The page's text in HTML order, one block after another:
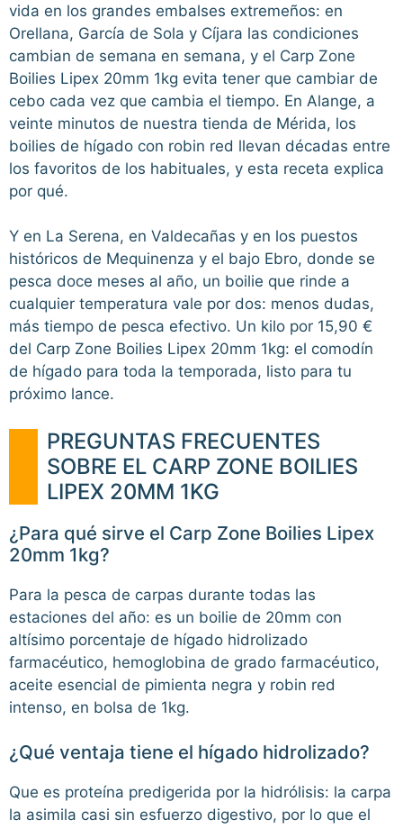
vida en los grandes embalses extremeños: en
Orellana, García de Sola y Cíjara las condiciones
cambian de semana en semana, y el Carp Zone
Boilies Lipex 20mm 1kg evita tener que cambiar de
cebo cada vez que cambia el tiempo. En Alange, a
veinte minutos de nuestra tienda de Mérida, los
boilies de hígado con robin red llevan décadas entre
los favoritos de los habituales, y esta receta explica
por qué.
Y en La Serena, en Valdecañas y en los puestos
históricos de Mequinenza y el bajo Ebro, donde se
pesca doce meses al año, un boilie que rinde a
cualquier temperatura vale por dos: menos dudas,
más tiempo de pesca efectivo. Un kilo por 15,90 €
del Carp Zone Boilies Lipex 20mm 1kg: el comodín
de hígado para toda la temporada, listo para tu
próximo lance.
PREGUNTAS FRECUENTES
SOBRE EL CARP ZONE BOILIES
LIPEX 20MM 1KG
¿Para qué sirve el Carp Zone Boilies Lipex
20mm 1kg?
Para la pesca de carpas durante todas las
estaciones del año: es un boilie de 20mm con
altísimo porcentaje de hígado hidrolizado
farmacéutico, hemoglobina de grado farmacéutico,
aceite esencial de pimienta negra y robin red
intenso, en bolsa de 1kg.
¿Qué ventaja tiene el hígado hidrolizado?
Que es proteína predigerida por la hidrólisis: la carpa
la asimila casi sin esfuerzo digestivo, por lo que el